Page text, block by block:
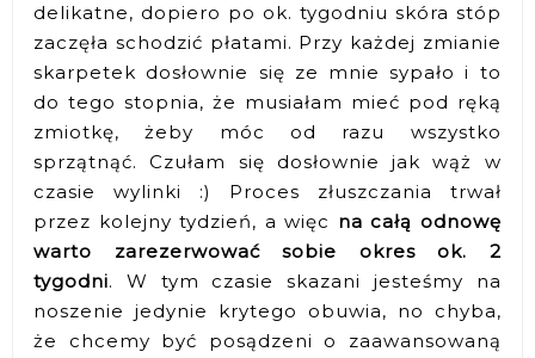
delikatne, dopiero po ok. tygodniu skóra stóp
zaczęła schodzić płatami. Przy każdej zmianie
skarpetek dosłownie się ze mnie sypało i to
do tego stopnia, że musiałam mieć pod ręką
zmiotkę, żeby móc od razu wszystko
sprzątnąć. Czułam się dosłownie jak wąż w
czasie wylinki :) Proces złuszczania trwał
przez kolejny tydzień, a więc na całą odnowę
warto zarezerwować sobie okres ok. 2
tygodni. W tym czasie skazani jesteśmy na
noszenie jedynie krytego obuwia, no chyba,
że chcemy być posądzeni o zaawansowaną